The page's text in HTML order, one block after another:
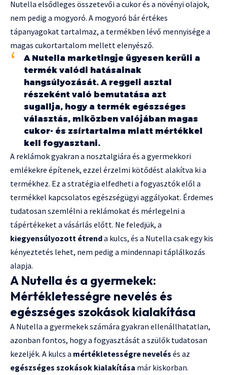
Nutella elsődleges összetevői a cukor és a növényi olajok,
nem pedig a mogyoró. A mogyoró bár értékes
tápanyagokat tartalmaz, a termékben lévő mennyisége a
magas cukortartalom mellett elenyésző.
A Nutella marketingje ügyesen kerüli a
termék valódi hatásainak
hangsúlyozását. A reggeli asztal
részeként való bemutatása azt
sugallja, hogy a termék egészséges
választás, miközben valójában magas
cukor- és zsírtartalma miatt mértékkel
kell fogyasztani.
A reklámok gyakran a nosztalgiára és a gyermekkori
emlékekre építenek, ezzel érzelmi kötődést alakítva ki a
termékhez. Ez a stratégia elfedheti a fogyasztók elől a
termékkel kapcsolatos egészségügyi aggályokat. Érdemes
tudatosan szemlélni a reklámokat és mérlegelni a
tápértékeket a vásárlás előtt. Ne feledjük, a
kiegyensúlyozott étrenda kulcs, és a Nutella csak egy kis
kényeztetés lehet, nem pedig a mindennapi táplálkozás
alapja.
A Nutella és a gyermekek:
Mértékletességre nevelés és
egészséges szokások kialakítása
A Nutella a gyermekek számára gyakran ellenállhatatlan,
azonban fontos, hogy a fogyasztását a szülők tudatosan
kezeljék. A kulcs a mértékletességre nevelés és az
egészséges szokások kialakítása már kiskorban.